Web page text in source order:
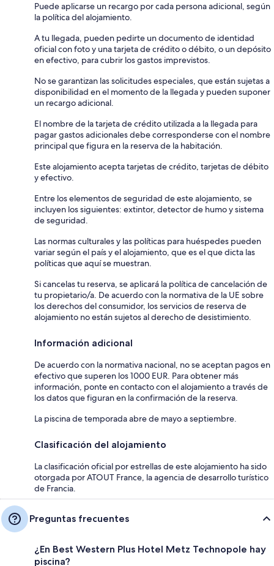
Puede aplicarse un recargo por cada persona adicional, según
la política del alojamiento.
A tu llegada, pueden pedirte un documento de identidad
oficial con foto y una tarjeta de crédito o débito, o un depósito
en efectivo, para cubrir los gastos imprevistos.
No se garantizan las solicitudes especiales, que están sujetas a
disponibilidad en el momento de la llegada y pueden suponer
un recargo adicional.
El nombre de la tarjeta de crédito utilizada a la llegada para
pagar gastos adicionales debe corresponderse con el nombre
principal que figura en la reserva de la habitación.
Este alojamiento acepta tarjetas de crédito, tarjetas de débito
y efectivo.
Entre los elementos de seguridad de este alojamiento, se
incluyen los siguientes: extintor, detector de humo y sistema
de seguridad.
Las normas culturales y las políticas para huéspedes pueden
variar según el país y el alojamiento, que es el que dicta las
políticas que aquí se muestran.
Si cancelas tu reserva, se aplicará la política de cancelación de
tu propietario/a. De acuerdo con la normativa de la UE sobre
los derechos del consumidor, los servicios de reserva de
alojamiento no están sujetos al derecho de desistimiento.
Información adicional
De acuerdo con la normativa nacional, no se aceptan pagos en
efectivo que superen los 1000 EUR. Para obtener más
información, ponte en contacto con el alojamiento a través de
los datos que figuran en la confirmación de la reserva.
La piscina de temporada abre de mayo a septiembre.
Clasificación del alojamiento
La clasificación oficial por estrellas de este alojamiento ha sido
otorgada por ATOUT France, la agencia de desarrollo turístico
de Francia.
Preguntas frecuentes
¿En Best Western Plus Hotel Metz Technopole hay
piscina?